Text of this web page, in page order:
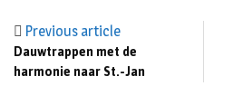
Previous article
Dauwtrappen met de
harmonie naar St.-Jan